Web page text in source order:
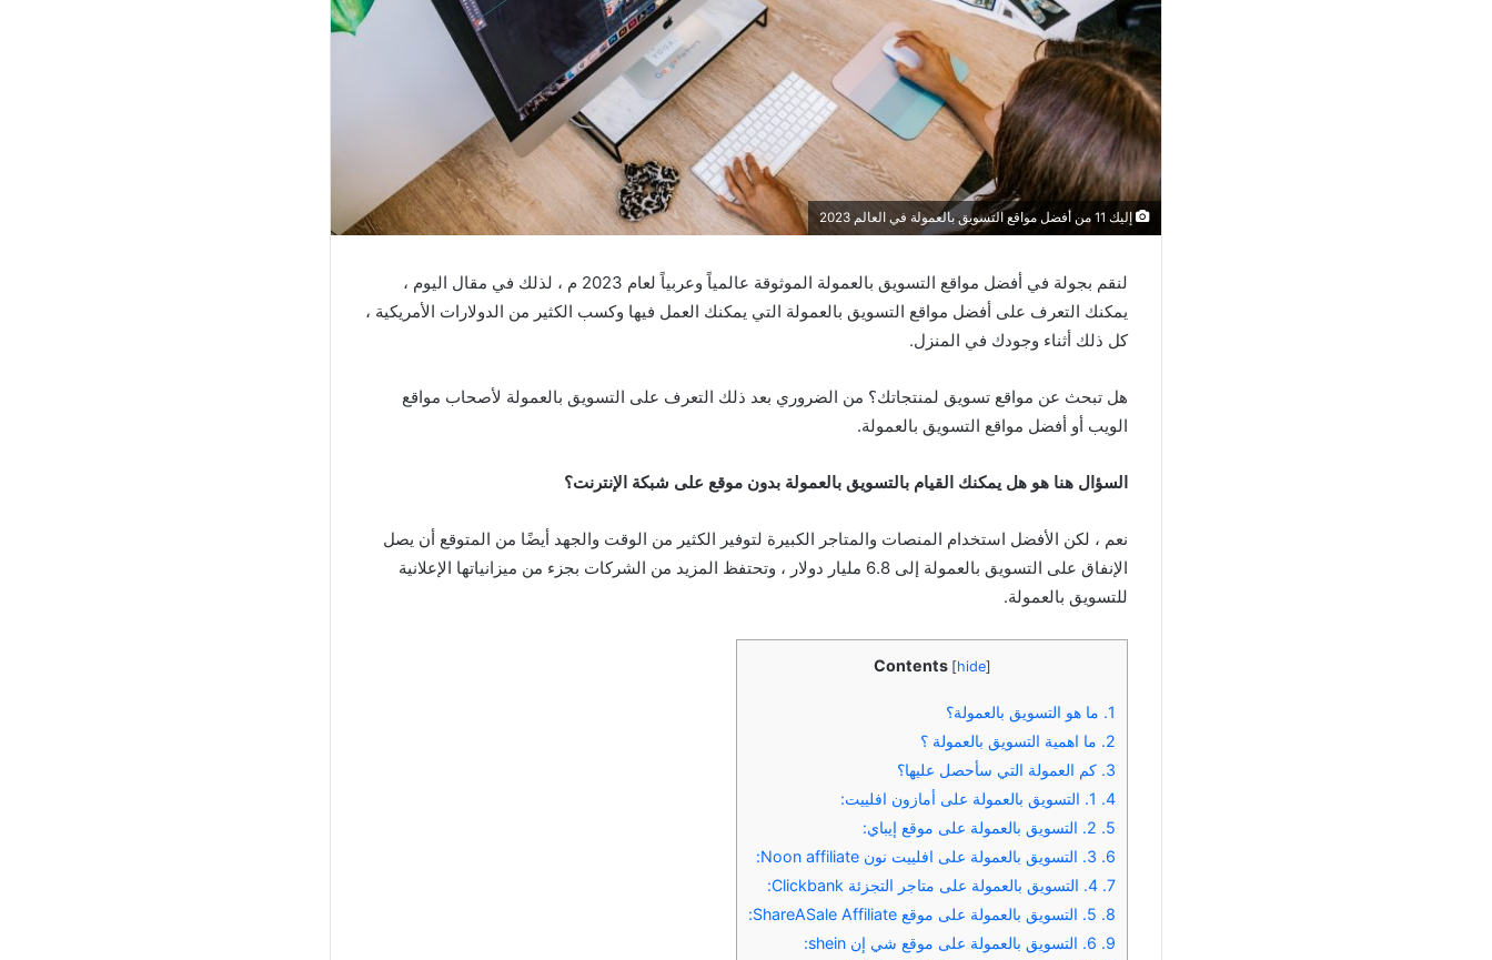
إليك 11 من أفضل مواقع التسويق بالعمولة في العالم 2023
لنقم بجولة في أفضل مواقع التسويق بالعمولة الموثوقة عالمياً وعربياً لعام 2023 م ، لذلك في مقال اليوم ،
يمكنك التعرف على أفضل مواقع التسويق بالعمولة التي يمكنك العمل فيها وكسب الكثير من الدولارات الأمريكية ،
كل ذلك أثناء وجودك في المنزل.
هل تبحث عن مواقع تسويق لمنتجاتك؟ من الضروري بعد ذلك التعرف على التسويق بالعمولة لأصحاب مواقع
الويب أو أفضل مواقع التسويق بالعمولة.
السؤال هنا هو هل يمكنك القيام بالتسويق بالعمولة بدون موقع على شبكة الإنترنت؟
نعم ، لكن الأفضل استخدام المنصات والمتاجر الكبيرة لتوفير الكثير من الوقت والجهد أيضًا من المتوقع أن يصل
الإنفاق على التسويق بالعمولة إلى 6.8 مليار دولار ، وتحتفظ المزيد من الشركات بجزء من ميزانياتها الإعلانية
للتسويق بالعمولة.
Contents [hide]
1. ما هو التسويق بالعمولة؟
2. ما اهمية التسويق بالعمولة ؟
3. كم العمولة التي سأحصل عليها؟
4.
5.
6.
7.
8.
9.